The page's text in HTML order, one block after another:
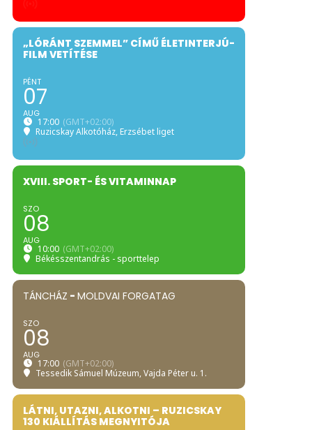
„LÓRÁNT SZEMMEL” CÍMŰ ÉLETINTERJÚ-
FILM VETÍTÉSE
PÉNT
07
AUG
17:00 (GMT+02:00)
Ruzicskay Alkotóház, Erzsébet liget
XVIII. SPORT- ÉS VITAMINNAP
SZO
08
AUG
10:00 (GMT+02:00)
Békésszentandrás - sporttelep
TÁNCHÁZ - MOLDVAI FORGATAG
SZO
08
AUG
17:00 (GMT+02:00)
Tessedik Sámuel Múzeum, Vajda Péter u. 1.
LÁTNI, UTAZNI, ALKOTNI – RUZICSKAY
130 KIÁLLÍTÁS MEGNYITÓJA